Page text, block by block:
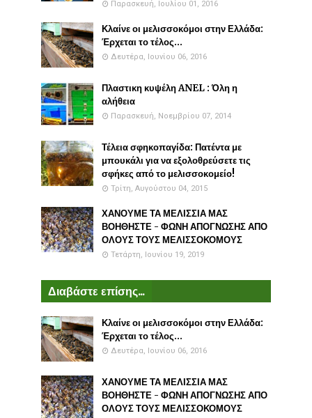
Παρασκευή, Ιουλίου 01, 2016
Κλαίνε οι μελισσοκόμοι στην Ελλάδα:
Έρχεται το τέλος...
Δευτέρα, Ιουνίου 06, 2016
Πλαστικη κυψέλη ANEL : Όλη η
αλήθεια
Παρασκευή, Νοεμβρίου 07, 2014
Τέλεια σφηκοπαγίδα: Πατέντα με
μπουκάλι για να εξολοθρεύσετε τις
σφήκες από το μελισσοκομείο!
Τρίτη, Αυγούστου 04, 2015
ΧΑΝΟΥΜΕ ΤΑ ΜΕΛΙΣΣΙΑ ΜΑΣ
ΒΟΗΘΗΣΤΕ - ΦΩΝΗ ΑΠΟΓΝΩΣΗΣ ΑΠΟ
ΟΛΟΥΣ ΤΟΥΣ ΜΕΛΙΣΣΟΚΟΜΟΥΣ
Τετάρτη, Ιουνίου 19, 2019
Διαβάστε επίσης...
Κλαίνε οι μελισσοκόμοι στην Ελλάδα:
Έρχεται το τέλος...
Δευτέρα, Ιουνίου 06, 2016
ΧΑΝΟΥΜΕ ΤΑ ΜΕΛΙΣΣΙΑ ΜΑΣ
ΒΟΗΘΗΣΤΕ - ΦΩΝΗ ΑΠΟΓΝΩΣΗΣ ΑΠΟ
ΟΛΟΥΣ ΤΟΥΣ ΜΕΛΙΣΣΟΚΟΜΟΥΣ